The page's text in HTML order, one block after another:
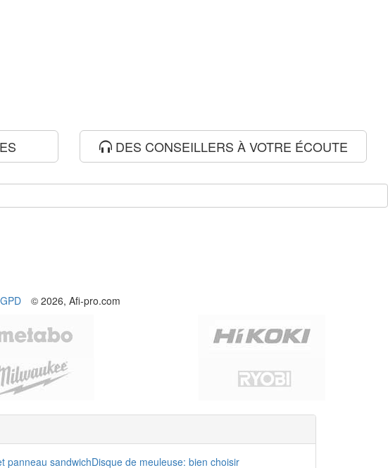
DES CONSEILLERS À VOTRE ÉCOUTE
© 2026, Afi-pro.com
panneau sandwichDisque de meuleuse: bien choisir